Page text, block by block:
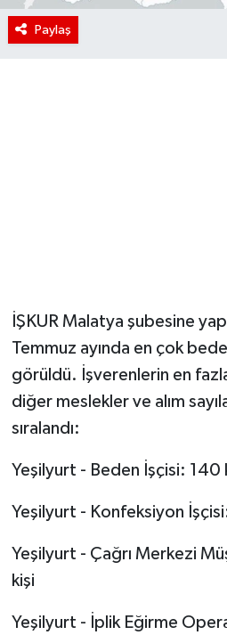
Paylaş
İŞKUR Malatya şubesine
Temmuz ayında en çok
görüldü. İşverenlerin en
diğer meslekler ve alım
sıralandı:
Yeşilyurt - Beden İşçisi: 140
Yeşilyurt - Konfeksiyon
Yeşilyurt - Çağrı Merkezi
kişi
Yeşilyurt - İplik Eğirme